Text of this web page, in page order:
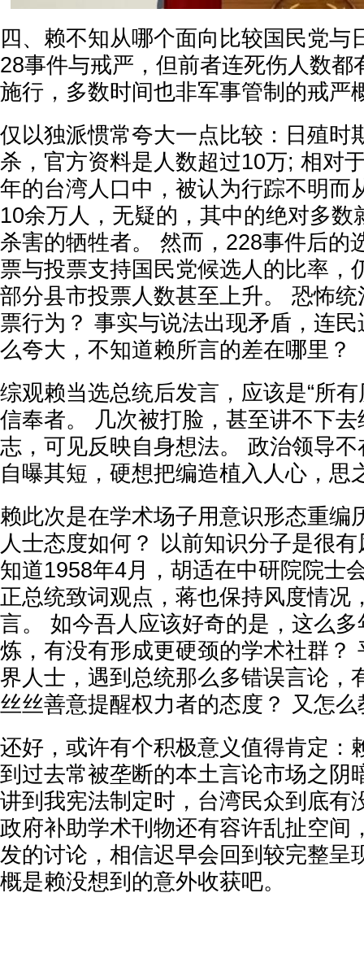
四、赖不知从哪个面向比较国民党与
28事件与戒严，但前者连死伤人数都
施行，多数时间也非军事管制的戒严
仅以独派惯常夸大一点比较：日殖时
杀，官方资料是人数超过10万; 相对
年的台湾人口中，被认为行踪不明而
10余万人，无疑的，其中的绝对多数
杀害的牺牲者。 然而，228事件后的
票与投票支持国民党候选人的比率，
部分县市投票人数甚至上升。 恐怖
票行为？ 事实与说法出现矛盾，连
么夸大，不知道赖所言的差在哪里？
综观赖当选总统后发言，应该是“所
信奉者。 几次被打脸，甚至讲不下
志，可见反映自身想法。 政治领导
自曝其短，硬想把编造植入人心，思
赖此次是在学术场子用意识形态重编
人士态度如何？ 以前知识分子是很
知道1958年4月，胡适在中研院院士
正总统致词观点，蒋也保持风度情况
言。 如今吾人应该好奇的是，这么
炼，有没有形成更硬颈的学术社群？
界人士，遇到总统那么多错误言论，
丝丝善意提醒权力者的态度？ 又怎
还好，或许有个积极意义值得肯定：
到过去常被垄断的本土言论市场之阴
讲到我宪法制定时，台湾民众到底有
政府补助学术刊物还有容许乱扯空间
发的讨论，相信迟早会回到较完整呈
概是赖没想到的意外收获吧。